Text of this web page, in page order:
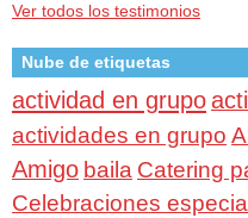
Ver todos los testimonios
Nube de etiquetas
actividad en grupo
actividades en grupo
Amigo baila Catering
Celebraciones